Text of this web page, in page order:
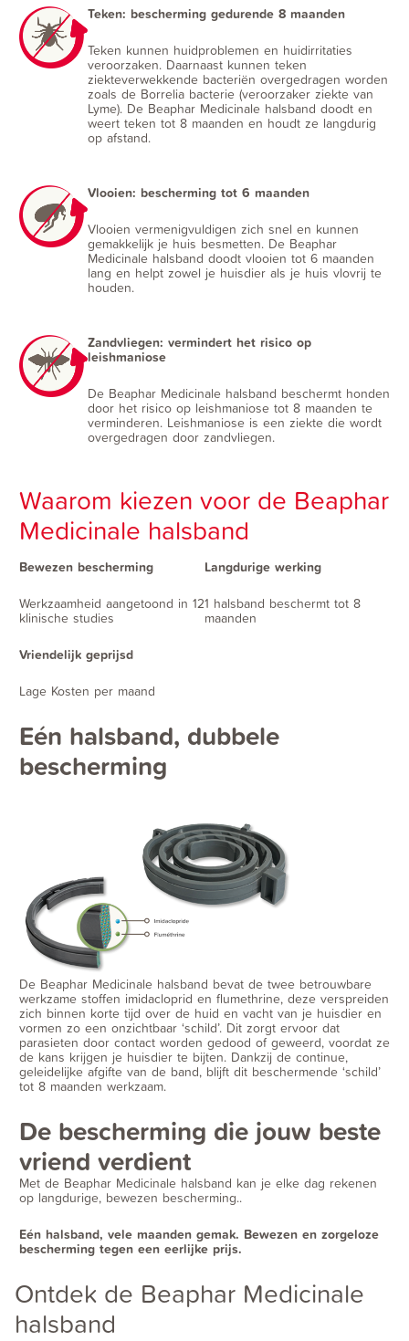
Teken: bescherming gedurende 8 maanden
Teken kunnen huidproblemen en huidirritaties
veroorzaken. Daarnaast kunnen teken
ziekteverwekkende bacteriën overgedragen worden
zoals de Borrelia bacterie (veroorzaker ziekte van
Lyme). De Beaphar Medicinale halsband doodt en
weert teken tot 8 maanden en houdt ze langdurig
op afstand.
Vlooien: bescherming tot 6 maanden
Vlooien vermenigvuldigen zich snel en kunnen
gemakkelijk je huis besmetten. De Beaphar
Medicinale halsband doodt vlooien tot 6 maanden
lang en helpt zowel je huisdier als je huis vlovrij te
houden.
Zandvliegen: vermindert het risico op
leishmaniose
De Beaphar Medicinale halsband beschermt honden
door het risico op leishmaniose tot 8 maanden te
verminderen. Leishmaniose is een ziekte die wordt
overgedragen door zandvliegen.
Waarom kiezen voor de Beaphar
Medicinale halsband
Bewezen bescherming
Werkzaamheid aangetoond in 12
klinische studies
Langdurige werking
1 halsband beschermt tot 8
maanden
Vriendelijk geprijsd
Lage Kosten per maand
Eén halsband, dubbele
bescherming
De Beaphar Medicinale halsband bevat de twee betrouwbare
werkzame stoffen imidacloprid en flumethrine, deze verspreiden
zich binnen korte tijd over de huid en vacht van je huisdier en
vormen zo een onzichtbaar ‘schild’. Dit zorgt ervoor dat
parasieten door contact worden gedood of geweerd, voordat ze
de kans krijgen je huisdier te bijten. Dankzij de continue,
geleidelijke afgifte van de band, blijft dit beschermende ‘schild’
tot 8 maanden werkzaam.
De bescherming die jouw beste
vriend verdient
Met de Beaphar Medicinale halsband kan je elke dag rekenen
op langdurige, bewezen bescherming..
Eén halsband, vele maanden gemak. Bewezen en zorgeloze
bescherming tegen een eerlijke prijs.
Ontdek de Beaphar Medicinale
halsband